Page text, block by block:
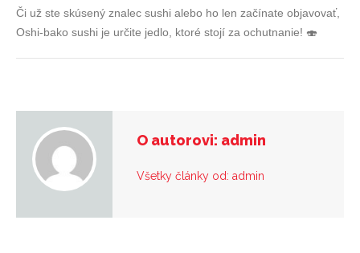
Či už ste skúsený znalec sushi alebo ho len začínate objavovať,
Oshi-bako sushi je určite jedlo, ktoré stojí za ochutnanie! 🍣
O autorovi: admin
Všetky články od: admin